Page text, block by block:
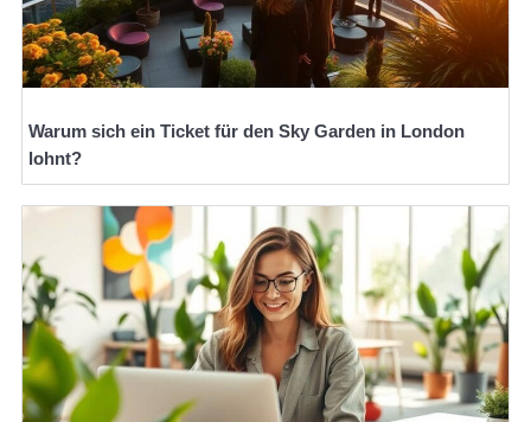
Warum sich ein Ticket für den Sky Garden in London
lohnt?